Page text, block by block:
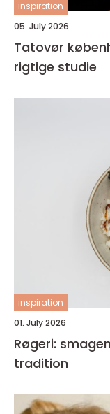
inspiration
05. July 2026
Tatovør københavn sådan
rigtige studie
inspiration
01. July 2026
Røgeri:
tradition